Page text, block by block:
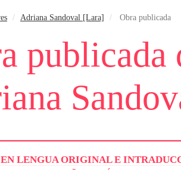
Adriana Sandoval [Lara] Obra publicada
publicada
LENGUA ORIGINAL E